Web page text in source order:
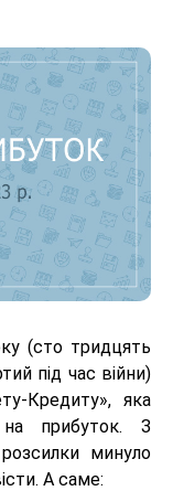
(сто тридцять
під час війни)
Кредиту», яка
на прибуток. З
минуло
А саме: